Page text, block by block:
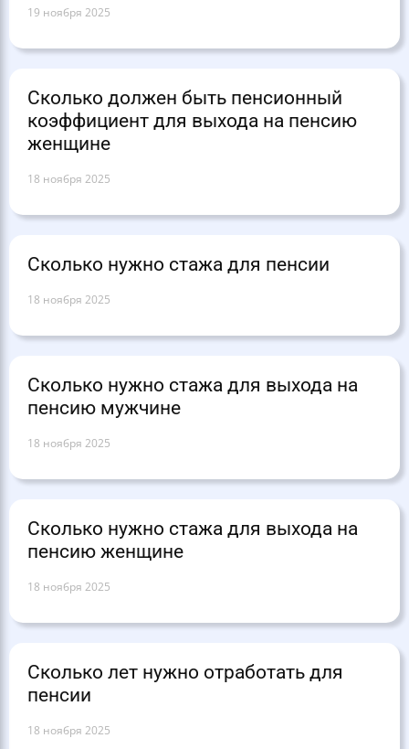
19 ноября 2025
Сколько должен быть пенсионный
коэффициент для выхода на пенсию
женщине
18 ноября 2025
Сколько нужно стажа для пенсии
18 ноября 2025
Сколько нужно стажа для выхода на
пенсию мужчине
18 ноября 2025
Сколько нужно стажа для выхода на
пенсию женщине
18 ноября 2025
Сколько лет нужно отработать для
пенсии
18 ноября 2025